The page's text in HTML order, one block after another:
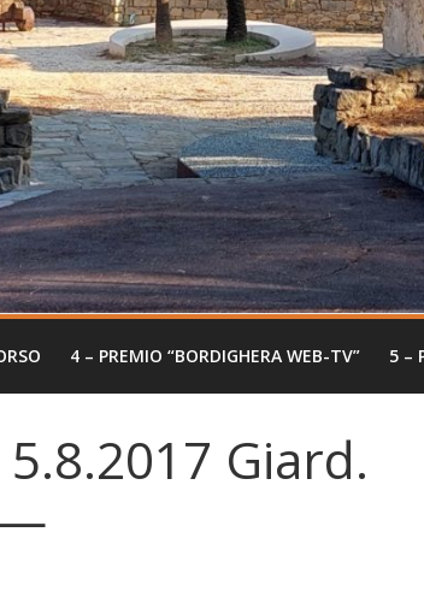
4 – PREMIO “BORDIGHERA WEB-TV” 5 –
5.8.2017 Giard.
—